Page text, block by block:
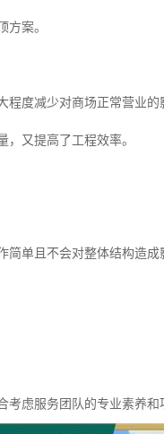
方案。
度减少对商场正常营业的
又提高了工程效率。
单且不会对整体结构造
虑服务团队的专业素养和